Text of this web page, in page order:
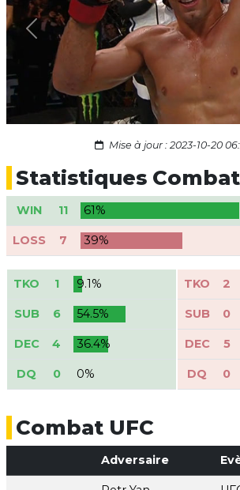
Previous
Mise à jour : 2023-10-20
Statistiques
WIN 11 61%
LOSS 7 39%
TKO 1 9.1%
SUB 6 54.5%
DEC 4 36.4%
DQ 0 0%
TKO 2
SUB 0
DEC 5
DQ 0
Combat UFC
Adversaire